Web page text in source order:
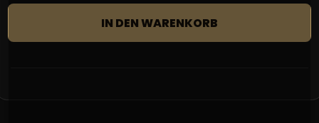
IN DEN WARENKORB